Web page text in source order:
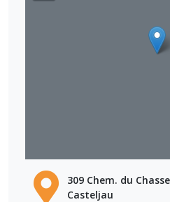
309 Chem. du
Casteljau